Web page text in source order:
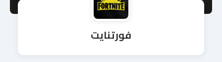
فورتنايت